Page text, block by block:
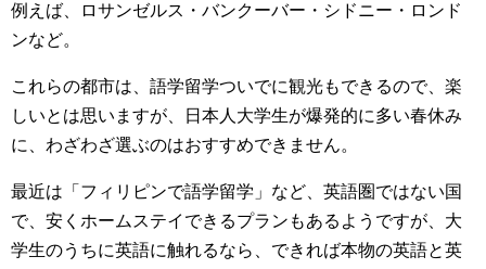
例えば、ロサンゼルス・バンクーバー・シドニー・ロンド
ンなど。
これらの都市は、語学留学ついでに観光もできるので、楽
しいとは思いますが、日本人大学生が爆発的に多い春休み
に、わざわざ選ぶのはおすすめできません。
最近は「フィリピンで語学留学」など、英語圏ではない国
で、安くホームステイできるプランもあるようですが、大
学生のうちに英語に触れるなら、できれば本物の英語と英